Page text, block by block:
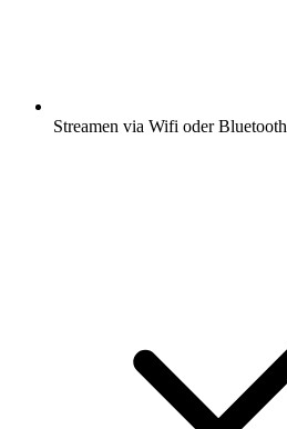
Streamen via Wifi oder Bluetooth